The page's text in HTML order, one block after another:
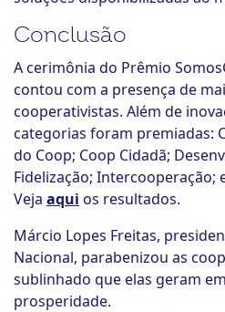
Conclusão
A cerimônia do Prêmio
contou com a presença de
cooperativistas. Além de
categorias foram premiadas:
do Coop; Coop Cidadã;
Fidelização; Intercooperação;
Veja aqui os resultados.
Márcio Lopes Freitas,
Nacional, parabenizou as
sublinhado que elas geram
prosperidade.